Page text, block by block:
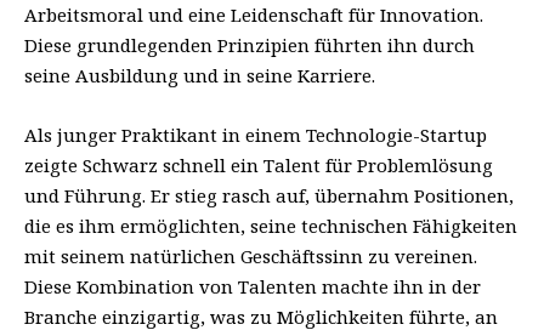
Arbeitsmoral und eine Leidenschaft für Innovation.
Diese grundlegenden Prinzipien führten ihn durch
seine Ausbildung und in seine Karriere.
Als junger Praktikant in einem Technologie-Startup
zeigte Schwarz schnell ein Talent für Problemlösung
und Führung. Er stieg rasch auf, übernahm Positionen,
die es ihm ermöglichten, seine technischen Fähigkeiten
mit seinem natürlichen Geschäftssinn zu vereinen.
Diese Kombination von Talenten machte ihn in der
Branche einzigartig, was zu Möglichkeiten führte, an